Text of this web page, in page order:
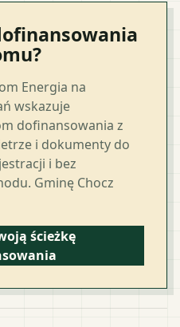
Energia na
wskazuje
dofinansowania z
i dokumenty do
i bez
Gminę Chocz
ścieżkę